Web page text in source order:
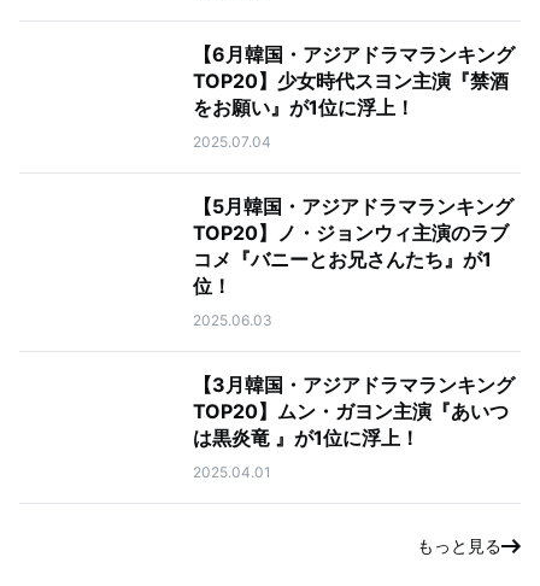
【6月韓国・アジアドラマランキング
TOP20】少女時代スヨン主演『禁酒
をお願い』が1位に浮上！
2025.07.04
【5月韓国・アジアドラマランキング
TOP20】ノ・ジョンウィ主演のラブ
コメ『バニーとお兄さんたち』が1
位！
2025.06.03
【3月韓国・アジアドラマランキング
TOP20】ムン・ガヨン主演『あいつ
は黒炎竜 』が1位に浮上！
2025.04.01
もっと見る